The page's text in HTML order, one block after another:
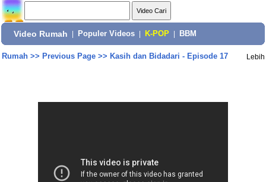
Video Rumah Populer Videos K-POP BBM
Rumah>> Previous Page>> Kasih dan Bidadari - Episode 17 Lebih